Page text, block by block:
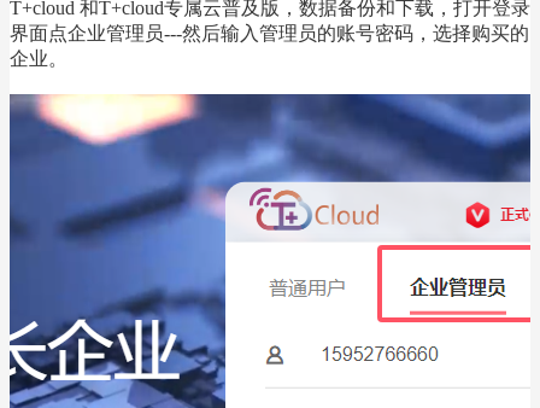
T+cloud 和T+cloud专属云普及版，数据备份和下载，打开登录
界面点企业管理员---然后输入管理员的账号密码，选择购买的
企业。